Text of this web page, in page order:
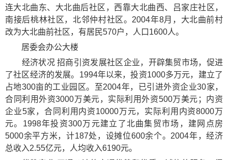
连大北曲东、大北曲后社区，西靠大北曲西、吕家庄社区，
南接后桃林社区，北邻仲村社区。2004年8月，大北曲前村
改为大北曲前社区，有居民570户，人口1600人。
居委会办公大楼
经济状况 招商引资发展社区企业，开辟集贸市场，促进
了社区经济的发展。1994年以来，投资1000多万元，建立了
占地300亩的工业园区。至2004年，已引进外资企业30家，
合同利用外资3000万美元，实际利用外资500万美元；内资
企业5家，合同利用内资10000万元，实际利用内资8000万
元。1998年投资300万元建立了北曲集贸市场，建网点房
5000余平方米，计187处，设摊位600余个。2004年，经济
总收入2.55亿元，人均收入6190元。